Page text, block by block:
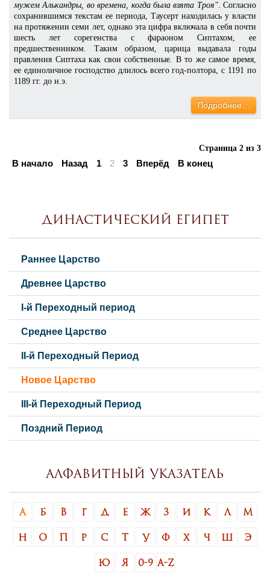
мужем Алькандры, во времена, когда была взята Троя". Согласно
сохранившимся текстам ее периода, Таусерт находилась у власти
на протяжении семи лет, однако эта цифра включала в себя почти
шесть лет сорегенства с фараоном Сиптахом, ее
предшественником. Таким образом, царица выдавала годы
правления Сиптаха как свои собственные. В то же самое время,
ее единоличное господство длилось всего год-полтора, с 1191 по
1189 гг. до н.э.
Подробнее…
Страница 2 из 3
В начало Назад 1 2 3 Вперёд В конец
Династический Египет
Раннее Царство
Древнее Царство
I-й Переходный период
Среднее Царство
II-й Переходный Период
Новое Царство
III-й Переходный Период
Поздний Период
Алфавитный указатель
А Б В Г Д Е Ж З И К Л М
Н О Р С Т У Ф Х Ч Э
Ю Я 0-9 A-Z